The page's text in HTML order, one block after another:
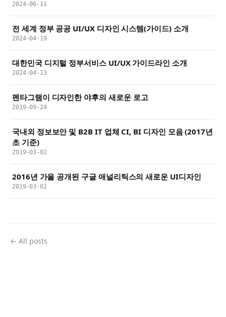
2024-06-11
전 세계 정부 공공 UI/UX 디자인 시스템(가이드) 소개
2024-04-19
대한민국 디지털 정부서비스 UI/UX 가이드라인 소개
2024-04-13
펜타그램이 디자인한 야후의 새로운 로고
2019-09-24
국내외 정보보안 및 B2B IT 업체 CI, BI 디자인 모음 (2017년
초 기준)
2019-03-02
2016년 가을 공개된 구글 애널리틱스의 새로운 UI디자인
2019-03-02
← All posts